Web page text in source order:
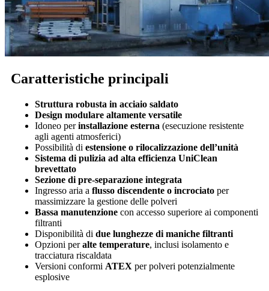
Caratteristiche principali
Struttura robusta in acciaio saldato
Design modulare altamente versatile
Idoneo perinstallazione esterna (esecuzione resistente
agli agenti atmosferici)
Possibilità di estensione o rilocalizzazione dell’unità
Sistema di pulizia ad alta efficienza UniClean
brevettato
Sezione di pre-separazione integrata
Ingresso aria a flusso discendente o incrociato per
massimizzare la gestione delle polveri
Bassa manutenzione con accesso superiore ai componenti
filtranti
Disponibilità di due lunghezze di maniche filtranti
Opzioni peralte temperature, inclusi isolamento e
tracciatura riscaldata
Versioni conformi ATEX per polveri potenzialmente
esplosive